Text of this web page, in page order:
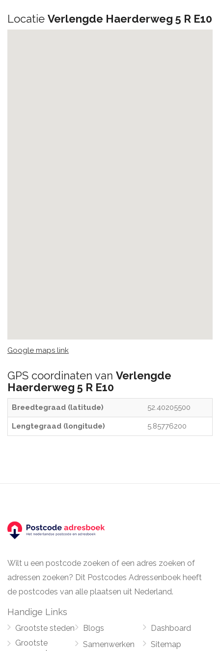
Locatie Verlengde Haerderweg 5 R E10
Google maps link
GPS coordinaten van Verlengde
Haerderweg 5 R E10
Breedtegraad (latitude) 52.40205500
Lengtegraad (longitude) 5.85776200
Wilt u een postcode zoeken of een adres zoeken of
adressen zoeken? Dit Postcodes Adressenboek heeft
de postcodes van alle plaatsen uit Nederland.
Handige Links
Grootste steden
Grootste
Blogs
Samenwerken
Dashboard
Sitemap